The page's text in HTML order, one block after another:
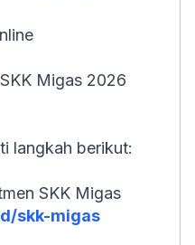
Migas 2026
langkah berikut:
SKK Migas
skk-migas